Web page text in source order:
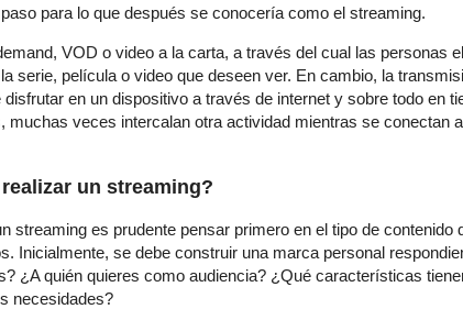
para lo que después se conocería como el streaming.
VOD o video a la carta, a través del cual las personas
serie, película o video que deseen ver. En cambio, la
en un dispositivo a través de internet y sobre todo en
muchas veces intercalan otra actividad mientras se conectan
un streaming?
streaming es prudente pensar primero en el tipo de contenido
Inicialmente, se debe construir una marca personal
¿A quién quieres como audiencia? ¿Qué características
necesidades?